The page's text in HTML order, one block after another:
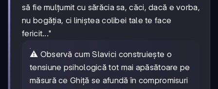
să fie mulțumit cu sărăcia sa, căci, dacă e vorba,
nu bogăția, ci liniștea colibei tale te face
fericit..."
⚠️ Observă cum Slavici construiește o
tensiune psihologică tot mai apăsătoare pe
măsură ce Ghiță se afundă în compromisuri